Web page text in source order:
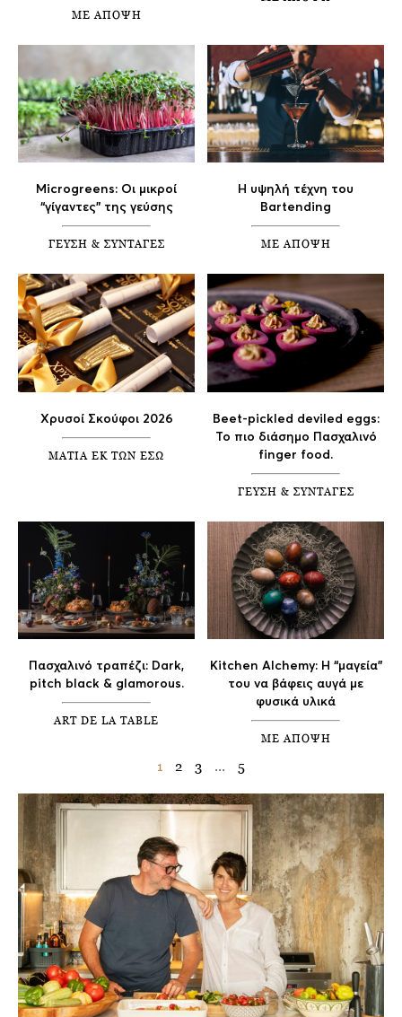
ΜΕ ΑΠΟΨΗ
Microgreens: Οι μικροί
“γίγαντες” της γεύσης
ΓΕΥΣΗ & ΣΥΝΤΑΓΕΣ
Η υψηλή τέχνη του
Bartending
ΜΕ ΑΠΟΨΗ
Χρυσοί Σκούφοι 2026
ΜΑΤΙΑ ΕΚ ΤΩΝ ΕΣΩ
Beet-pickled deviled eggs:
To πιο διάσημο Πασχαλινό
finger food.
ΓΕΥΣΗ & ΣΥΝΤΑΓΕΣ
Πασχαλινό τραπέζι: Dark,
pitch black & glamorous.
ART DE LA TABLE
Kitchen Alchemy: Η “μαγεία”
του να βάφεις αυγά με
φυσικά υλικά
ΜΕ ΑΠΟΨΗ
1 2 3 … 5